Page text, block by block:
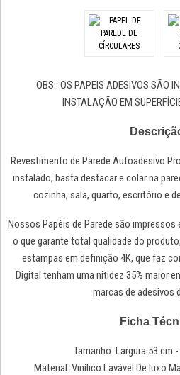
OBS.: OS PAPEIS ADESIVOS SÃO
INSTALAÇÃO EM
Revestimento de Parede Autoadesivo
instalado, basta destacar e colar na
cozinha, sala, quarto, escritório e
Nossos Papéis de Parede são impressos
o que garante total qualidade do
estampas em definição 4K, que faz
Digital tenham uma nitidez 35% maior
marcas de adesivos
Ficha
Tamanho: Largura 53 cm
Material: Vinílico Lavável De luxo